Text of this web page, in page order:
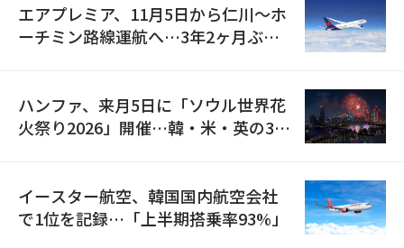
エアプレミア、11月5日から仁川〜ホ
ーチミン路線運航へ…3年2ヶ月ぶり
ハンファ、来月5日に「ソウル世界花
火祭り2026」開催…韓・米・英の3カ
イースター航空、韓国国内航空会社
で1位を記録…「上半期搭乗率93%」